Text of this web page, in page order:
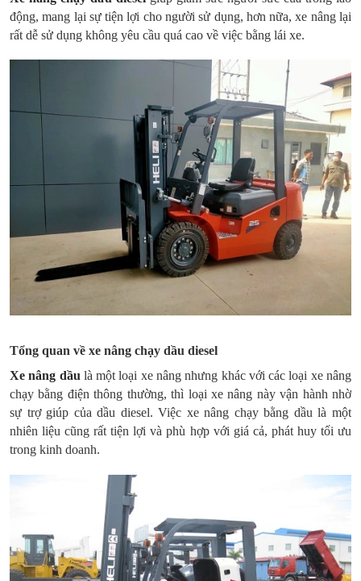
động, mang lại sự tiện lợi cho người sử dụng, hơn nữa, xe nâng lại
rất dễ sử dụng không yêu cầu quá cao về việc bằng lái xe.
Tổng quan về xe nâng chạy dầu diesel
Xe nâng dầu là một loại xe nâng nhưng khác với các loại xe nâng
chạy bằng điện thông thường, thì loại xe nâng này vận hành nhờ
sự trợ giúp của dầu diesel. Việc xe nâng chạy bằng dầu là một
nhiên liệu cũng rất tiện lợi và phù hợp với giá cả, phát huy tối ưu
trong kinh doanh.